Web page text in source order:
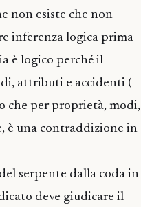
non esiste che non
inferenza logica prima
è logico perché il
attributi e accidenti (
che per proprietà, modi,
è una contraddizione in
serpente dalla coda in
deve giudicare il